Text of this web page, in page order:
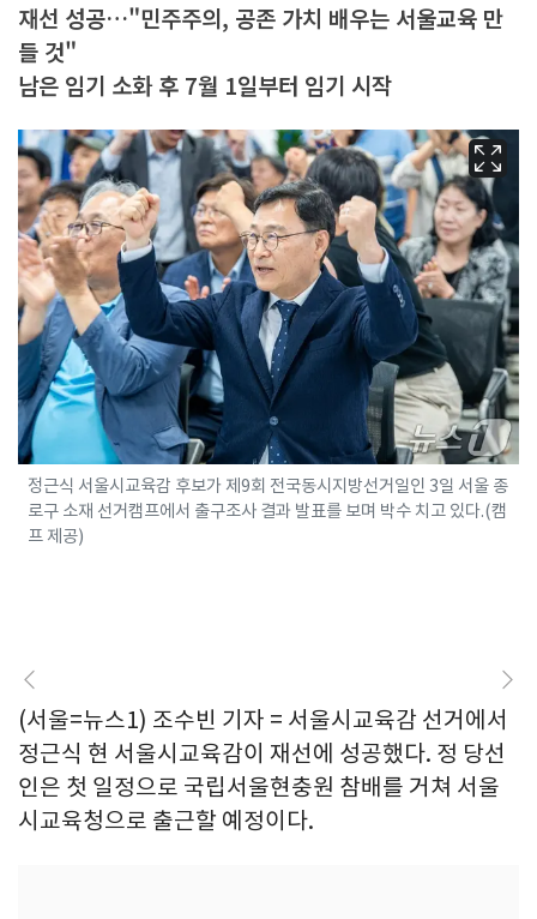
재선 성공…"민주주의, 공존 가치 배우는 서울교육 만
들 것"
남은 임기 소화 후 7월 1일부터 임기 시작
정근식 서울시교육감 후보가 제9회 전국동시지방선거일인 3일 서울 종
로구 소재 선거캠프에서 출구조사 결과 발표를 보며 박수 치고 있다.(캠
프 제공)
(서울=뉴스1) 조수빈 기자 = 서울시교육감 선거에서
정근식 현 서울시교육감이 재선에 성공했다. 정 당선
인은 첫 일정으로 국립서울현충원 참배를 거쳐 서울
시교육청으로 출근할 예정이다.